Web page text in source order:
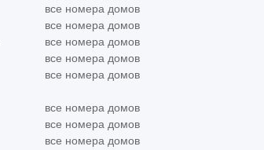
все номера домов
все номера домов
все номера домов
все номера домов
все номера домов
все номера домов
все номера домов
все номера домов